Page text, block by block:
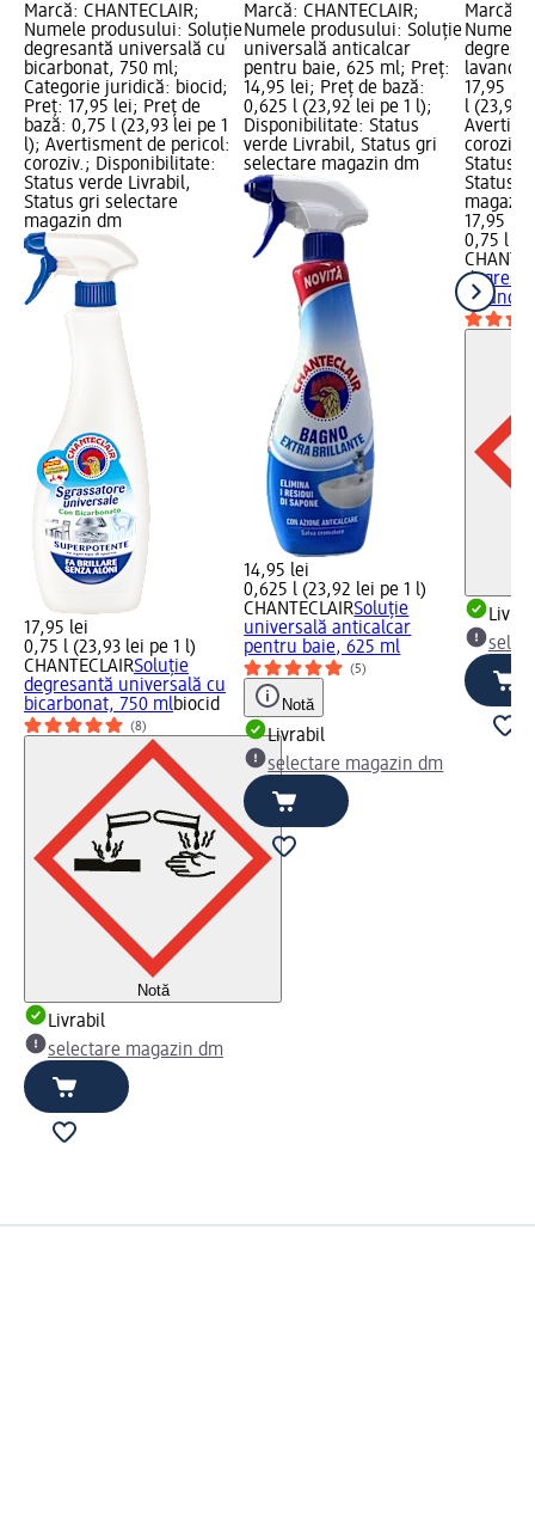
Marcă: CHANTECLAIR;
Numele produsului: Soluție
degresantă universală cu
bicarbonat, 750 ml;
Categorie juridică: biocid;
Preț: 17,95 lei; Preț de
bază: 0,75 l (23,93 lei pe 1
l); Avertisment de pericol:
coroziv.; Disponibilitate:
Status verde Livrabil,
Status gri selectare
magazin dm
17,95 lei
0,75 l (23,93 lei pe 1 l)
CHANTECLAIRSoluție
degresantă universală cu
bicarbonat, 750 mlbiocid
(8)
Notă
Livrabil
selectare magazin dm
Marcă: CHANTECLAIR;
Numele produsului: Soluție
universală anticalcar
pentru baie, 625 ml; Preț:
14,95 lei; Preț de bază:
0,625 l (23,92 lei pe 1 l);
Disponibilitate: Status
verde Livrabil, Status gri
selectare magazin dm
14,95 lei
0,625 l (23,92 lei pe 1 l)
CHANTECLAIRSoluție
universală anticalcar
pentru baie, 625 ml
(5)
Notă
Livrabil
selectare magazin dm
Marcă:
Numele
17,95
l (23,93
Status
Status
17,95 lei
0,75 l